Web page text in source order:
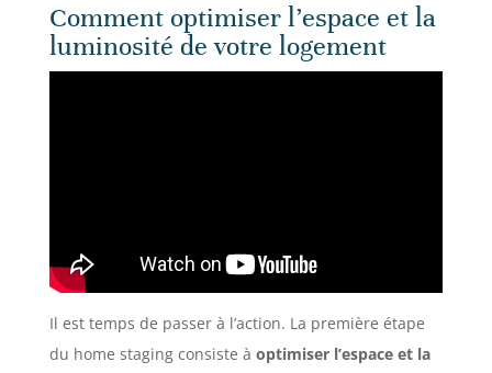
Comment optimiser l’espace et la
luminosité de votre logement
Il est temps de passer à l’action. La première étape
du home staging consiste à optimiser l’espace et la